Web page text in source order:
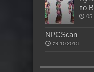
по
NPCScan
29.10.2013